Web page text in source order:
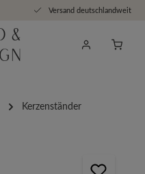
Versand deutschlandweit
Kerzenständer